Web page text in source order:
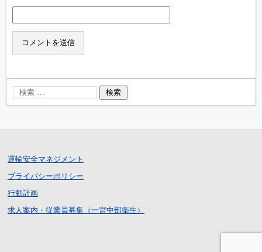
運輸安全マネジメント
プライバシーポリシー
行動計画
求人案内・従業員募集（一宮中部衛生）